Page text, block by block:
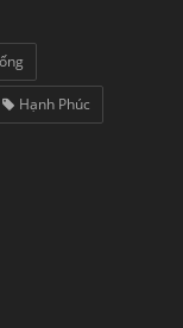
Hạnh Phúc